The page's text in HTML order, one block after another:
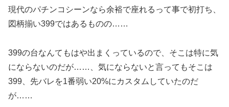
現代のパチンコシーンなら余裕で座れるって事で初打ち、
図柄揃い399ではあるものの……
399の台なんてもはや出まくっているので、そこは特に気
にならないのだが……、気にならないと言ってもそこは
399、先バレを1番弱い20%にカスタムしていたのだ
が……